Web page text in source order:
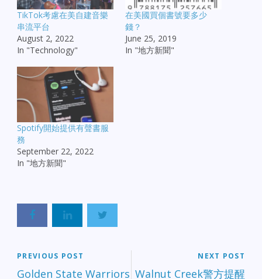
TikTok考慮在美自建音樂
串流平台
August 2, 2022
In "Technology"
在美國買個書號要多少
錢？
June 25, 2019
In "地方新聞"
Spotify開始提供有聲書服
務
September 22, 2022
In "地方新聞"
PREVIOUS POST
Golden State Warriors
NEXT POST
Walnut Creek警方提醒